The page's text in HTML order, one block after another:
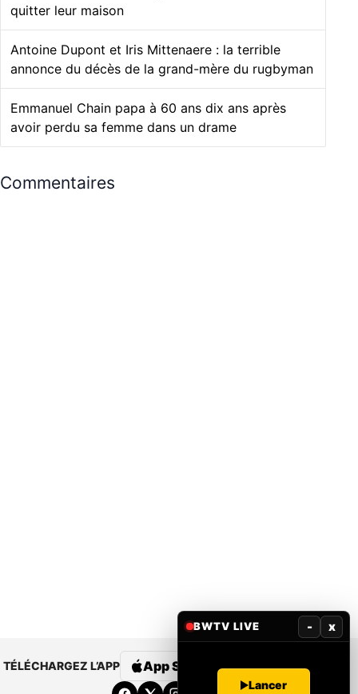
quitter leur maison
Antoine Dupont et Iris Mittenaere : la terrible
annonce du décès de la grand-mère du rugbyman
Emmanuel Chain papa à 60 ans dix ans après
avoir perdu sa femme dans un drame
Commentaires
TÉLÉCHARGEZ L’APP App Store Google Play
BWTV LIVE - x
Lancer